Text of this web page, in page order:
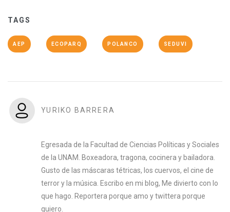
TAGS
AEP ECOPARQ POLANCO SEDUVI
YURIKO BARRERA
Egresada de la Facultad de Ciencias Políticas y Sociales
de la UNAM. Boxeadora, tragona, cocinera y bailadora.
Gusto de las máscaras tétricas, los cuervos, el cine de
terror y la música. Escribo en mi blog, Me divierto con lo
que hago. Reportera porque amo y twittera porque
quiero.